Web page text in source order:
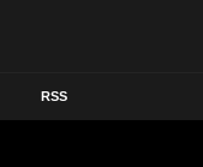
RSS